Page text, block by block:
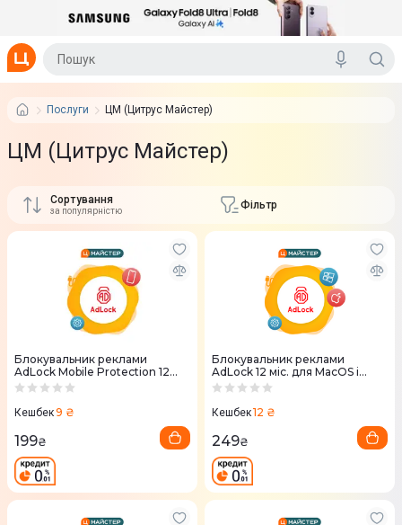
Послуги ЦМ (Цитрус Майстер)
ЦМ (Цитрус Майстер)
Сортування
за популярністю Фільтр
Блокувальник реклами
AdLock Mobile Protection 12
міс.
Кешбек9 ₴
199₴
Блокувальник реклами
AdLock 12 міс. для MacOS і
Windows
Кешбек12 ₴
249₴